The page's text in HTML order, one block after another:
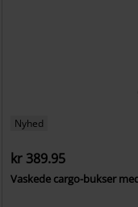
Nyhed
kr 389.95
Vaskede cargo-bukser